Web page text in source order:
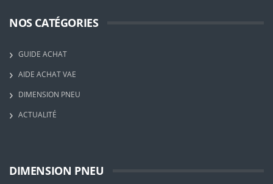
NOS CATÉGORIES
GUIDE ACHAT
AIDE ACHAT VAE
DIMENSION PNEU
ACTUALITÉ
DIMENSION PNEU